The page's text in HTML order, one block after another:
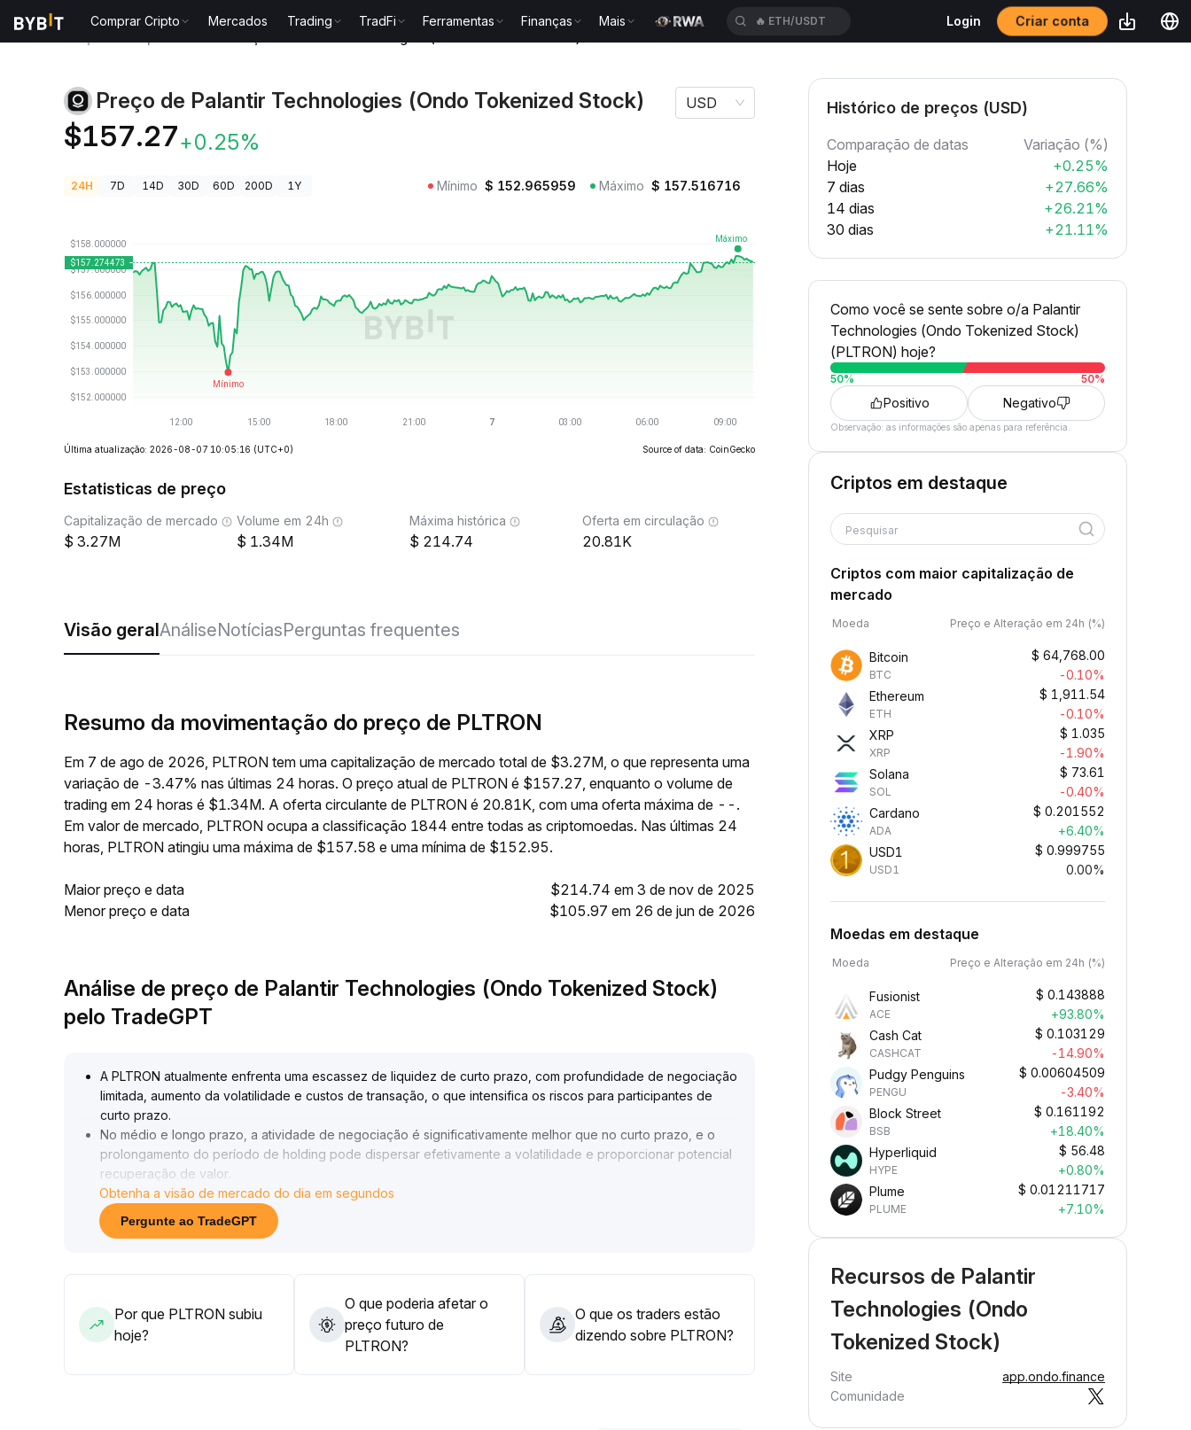
Comprar Cripto Mercados Trading TradFi Ferramentas Finanças Mais 🔥 ETH/USDT Login Criar conta
Preço de Palantir Technologies (Ondo Tokenized Stock)
PLTRON
$157.27+0.25%
USD
24H 7D 14D 30D 60D 200D 1Y Mínimo $ 152.965959 Máximo $ 157.516716
Última atualização: 2026-08-07 10:05:16 (UTC+0) Source of data: CoinGecko
Estatisticas de preço
Capitalização de mercado
3.27M
Volume em 24h
1.34M
Máxima histórica
214.74
Oferta em circulação
20.81K
Visão geralAnáliseNotíciasPerguntas frequentes
Resumo da movimentação do preço de PLTRON
Em 7 de ago de 2026, PLTRON tem uma capitalização de mercado total de $3.27M, o que representa uma
variação de -3.47% nas últimas 24 horas. O preço atual de PLTRON é $157.27, enquanto o volume de
trading em 24 horas é $1.34M. A oferta circulante de PLTRON é 20.81K, com uma oferta máxima de --.
Em valor de mercado, PLTRON ocupa a classificação 1844 entre todas as criptomoedas. Nas últimas 24
horas, PLTRON atingiu uma máxima de $157.58 e uma mínima de $152.95.
Maior preço e data
$214.74 em 3 de nov de 2025
Menor preço e data
$105.97 em 26 de jun de 2026
Análise de preço de Palantir Technologies (Ondo Tokenized Stock)
pelo TradeGPT
A PLTRON atualmente enfrenta uma escassez de liquidez de curto prazo, com profundidade de negociação
limitada, aumento da volatilidade e custos de transação, o que intensifica os riscos para participantes de
curto prazo.
No médio e longo prazo, a atividade de negociação é significativamente melhor que no curto prazo, e o
prolongamento do período de holding pode dispersar efetivamente a volatilidade e proporcionar potencial
recuperação de valor
Recomenda-se reduzir operações de curto prazo, focar em estratégias de holding superiores a 30 dias e,
ao mesmo tempo, selecionar dinamicamente ativos de alta liquidez e oportunidades principais de hedge
para aproveitar janelas de arbitragem em mercados estruturados segregados
Obtenha a visão de mercado do dia em segundos
Pergunte ao TradeGPT
Por que PLTRON subiu
hoje?
O que poderia afetar o
preço futuro de
PLTRON?
O que os traders estão
dizendo sobre PLTRON?
Histórico de preços (USD)
Comparação de datas
Variação (%)
Hoje
+0.25%
7 dias
+27.66%
14 dias
+26.21%
30 dias
+21.11%
Como você se sente sobre o/a Palantir
Technologies (Ondo Tokenized Stock)
(PLTRON) hoje?
50% 50%
Positivo Negativo
Observação: as informações são apenas para referência.
Criptos em destaque
Pesquisar
Criptos com maior capitalização de
mercado
Moeda Preço e Alteração em 24h (%)
Bitcoin
BTC
$ 64,768.00
-0.10%
Ethereum
ETH
$ 1,911.54
-0.10%
XRP
XRP
$ 1.035
-1.90%
Solana
SOL
$ 73.61
-0.40%
Cardano
ADA
$ 0.201552
+6.40%
USD1
USD1
$ 0.999755
0.00%
Moedas em destaque
Moeda Preço e Alteração em 24h (%)
Fusionist
ACE
$ 0.143888
+93.80%
Cash Cat
CASHCAT
$ 0.103129
-14.90%
Pudgy Penguins
PENGU
$ 0.00604509
-3.40%
Block Street
BSB
$ 0.161192
+18.40%
Hyperliquid
HYPE
$ 56.48
+0.80%
Plume
PLUME
$ 0.01211717
+7.10%
Recursos de Palantir
Technologies (Ondo
Tokenized Stock)
Site
app.ondo.finance
Comunidade